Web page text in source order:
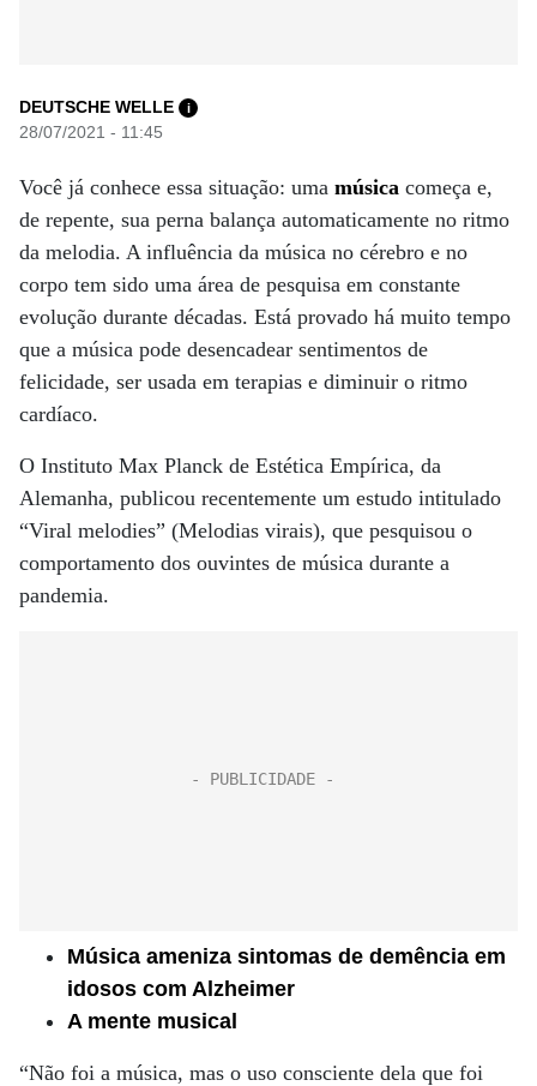
DEUTSCHE WELLE i
28/07/2021 - 11:45
Você já conhece essa situação: uma música começa e,
de repente, sua perna balança automaticamente no ritmo
da melodia. A influência da música no cérebro e no
corpo tem sido uma área de pesquisa em constante
evolução durante décadas. Está provado há muito tempo
que a música pode desencadear sentimentos de
felicidade, ser usada em terapias e diminuir o ritmo
cardíaco.
O Instituto Max Planck de Estética Empírica, da
Alemanha, publicou recentemente um estudo intitulado
“Viral melodies” (Melodias virais), que pesquisou o
comportamento dos ouvintes de música durante a
pandemia.
Música ameniza sintomas de demência em
idosos com Alzheimer
A mente musical
“Não foi a música, mas o uso consciente dela que foi